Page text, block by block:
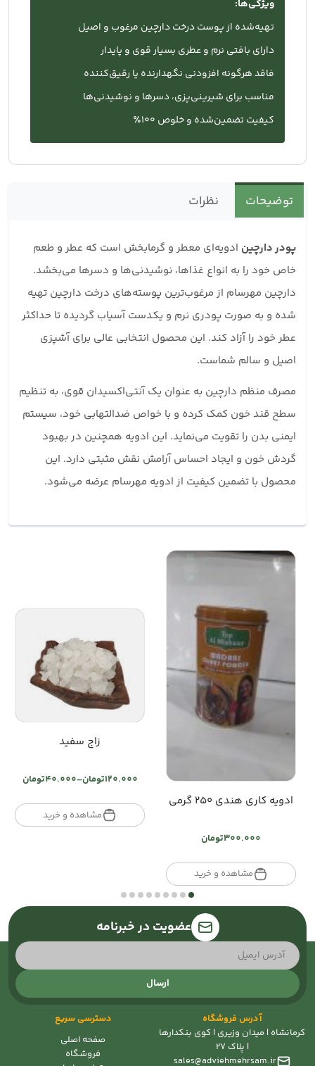
ویژگی‌ها:
تهیه‌شده از پوست درخت دارچین مرغوب و اصیل
دارای بافتی نرم و عطری بسیار قوی و پایدار
فاقد هرگونه افزودنی نگهدارنده یا رقیق‌کننده
مناسب برای شیرینی‌پزی، دسرها و نوشیدنی‌ها
کیفیت تضمین‌شده و خلوص ۱۰۰٪
توضیحات نظرات
پودر دارچین ادویه‌ای معطر و گرمابخش است که عطر و طعم
خاص خود را به انواع غذاها، نوشیدنی‌ها و دسرها می‌بخشد.
دارچین مهرسام از مرغوب‌ترین پوسته‌های درخت دارچین تهیه
شده و به صورت پودری نرم و یکدست آسیاب گردیده تا حداکثر
عطر خود را آزاد کند. این محصول انتخابی عالی برای آشپزی
اصیل و سالم شماست.
مصرف منظم دارچین به عنوان یک آنتی‌اکسیدان قوی، به تنظیم
سطح قند خون کمک کرده و با خواص ضدالتهابی خود، سیستم
ایمنی بدن را تقویت می‌نماید. این ادویه همچنین در بهبود
گردش خون و ایجاد احساس آرامش نقش مثبتی دارد. این
محصول با تضمین کیفیت از ادویه مهرسام عرضه می‌شود.
ادویه کاری هندی ۲۵۰ گرمی
تومان300.000
مشاهده و خرید
زاج سفید
تومان120.000
– تومان40.000
Price
تومان40.000
through
مشاهده و خرید
عضویت در خبرنامه
ارسال
آدرس فروشگاه
کرمانشاه | میدان وزیری | کوی بنکدارها
| پلاک 27
sales@adviehmehrsam.ir
دسترسی سریع
صفحه اصلی
فروشگاه